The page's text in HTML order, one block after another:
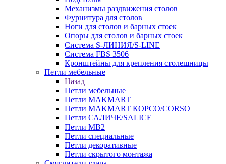
Механизмы раздвижения столов
Фурнитура для столов
Ноги для столов и барных стоек
Опоры для столов и барных стоек
Система S-ЛИНИЯ/S-LINE
Система FBS 3506
Кронштейны для крепления столешницы
Петли мебельные
Назад
Петли мебельные
Петли MAKMART
Петли MAKMART КОРСО/CORSO
Петли САЛИЧЕ/SALICE
Петли MB2
Петли специальные
Петли декоративные
Петли скрытого монтажа